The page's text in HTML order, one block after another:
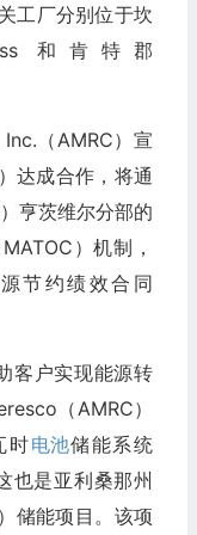
工厂分别位于坎
和肯特郡
（AMRC）宣​​
达成合作，将通
亨茨维尔分部的
）机制，
节约绩效合同
客户实现能源转
（AMRC）
时电池储能系统
也是亚利桑那州
储能项目。该项